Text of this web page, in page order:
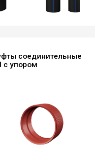
соединительные
с упором